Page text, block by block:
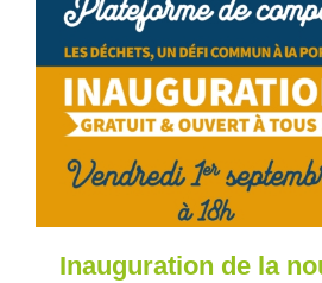
Inauguration de la